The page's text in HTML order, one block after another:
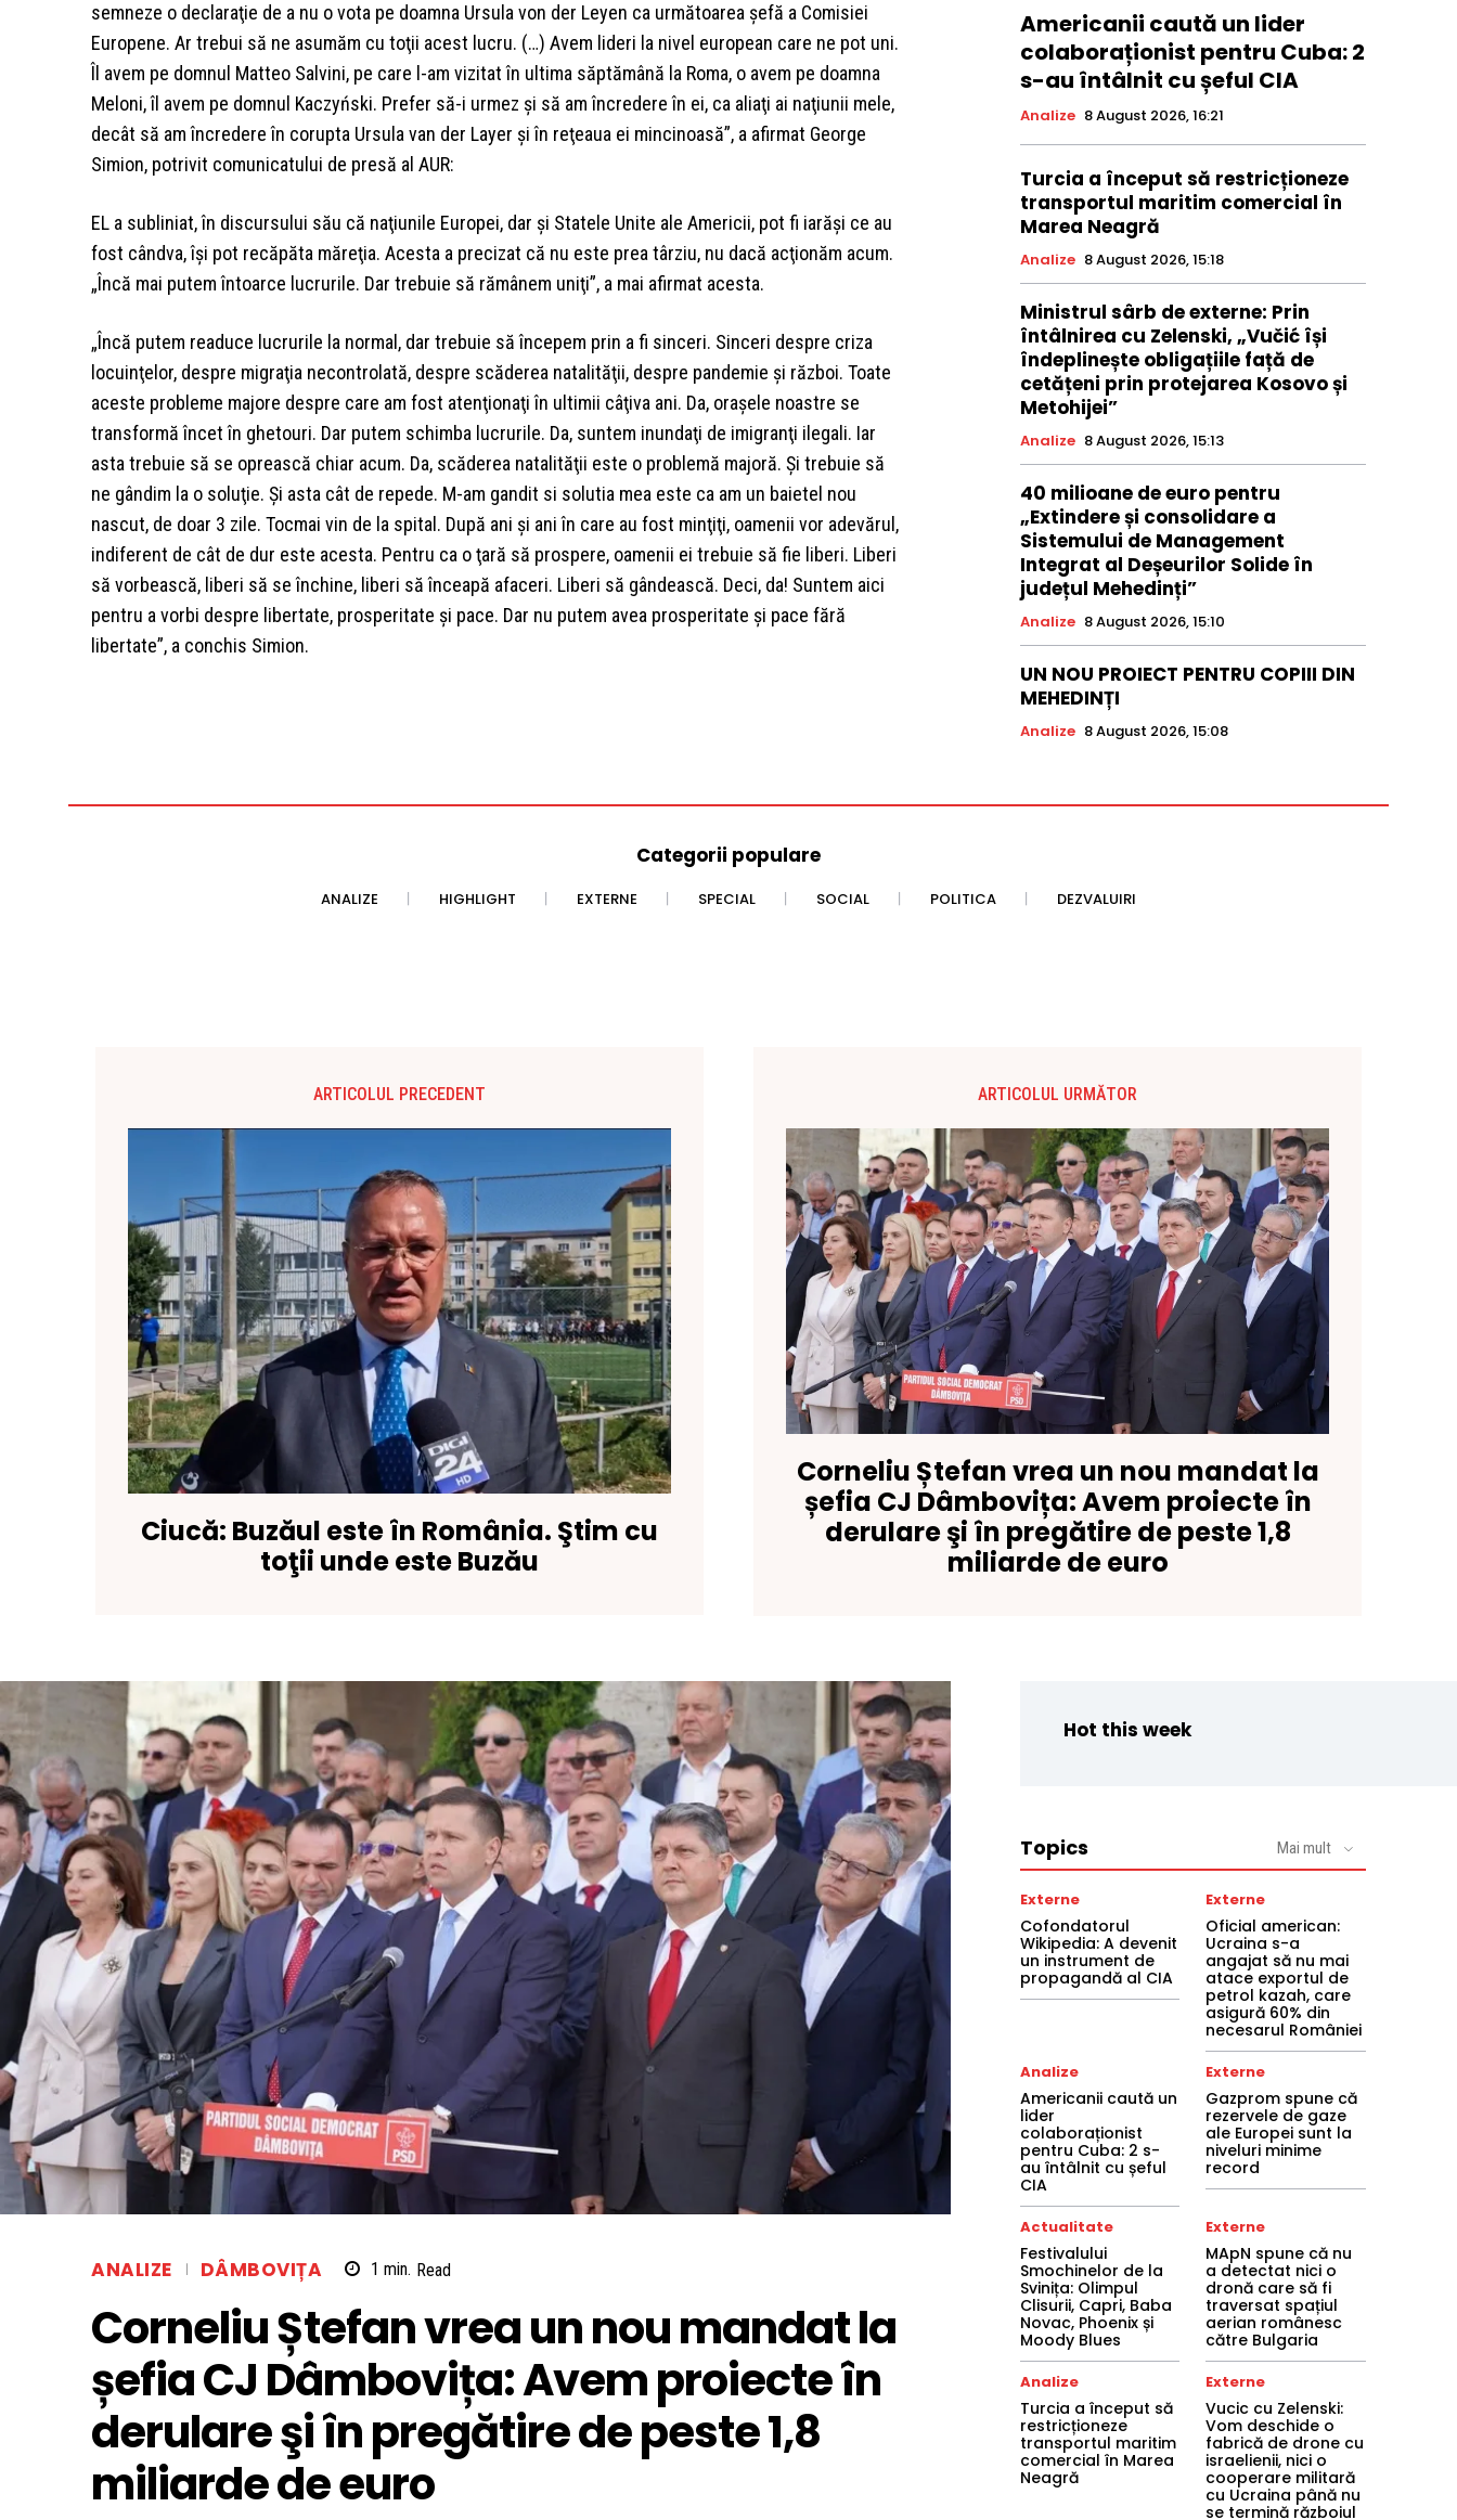
semneze o declaraţie de a nu o vota pe doamna Ursula von der Leyen ca următoarea şefă a Comisiei
Europene. Ar trebui să ne asumăm cu toţii acest lucru. (…) Avem lideri la nivel european care ne pot uni.
Îl avem pe domnul Matteo Salvini, pe care l-am vizitat în ultima săptămână la Roma, o avem pe doamna
Meloni, îl avem pe domnul Kaczyński. Prefer să-i urmez şi să am încredere în ei, ca aliaţi ai naţiunii mele,
decât să am încredere în corupta Ursula van der Layer şi în reţeaua ei mincinoasă”, a afirmat George
Simion, potrivit comunicatului de presă al AUR:
EL a subliniat, în discursului său că naţiunile Europei, dar şi Statele Unite ale Americii, pot fi iarăşi ce au
fost cândva, îşi pot recăpăta măreţia. Acesta a precizat că nu este prea târziu, nu dacă acţionăm acum.
„Încă mai putem întoarce lucrurile. Dar trebuie să rămânem uniţi”, a mai afirmat acesta.
„Încă putem readuce lucrurile la normal, dar trebuie să începem prin a fi sinceri. Sinceri despre criza
locuinţelor, despre migraţia necontrolată, despre scăderea natalităţii, despre pandemie şi război. Toate
aceste probleme majore despre care am fost atenţionaţi în ultimii câţiva ani. Da, oraşele noastre se
transformă încet în ghetouri. Dar putem schimba lucrurile. Da, suntem inundaţi de imigranţi ilegali. Iar
asta trebuie să se oprească chiar acum. Da, scăderea natalităţii este o problemă majoră. Şi trebuie să
ne gândim la o soluţie. Şi asta cât de repede. M-am gandit si solutia mea este ca am un baietel nou
nascut, de doar 3 zile. Tocmai vin de la spital. După ani şi ani în care au fost minţiţi, oamenii vor adevărul,
indiferent de cât de dur este acesta. Pentru ca o ţară să prospere, oamenii ei trebuie să fie liberi. Liberi
să vorbească, liberi să se închine, liberi să înceapă afaceri. Liberi să gândească. Deci, da! Suntem aici
pentru a vorbi despre libertate, prosperitate şi pace. Dar nu putem avea prosperitate şi pace fără
libertate”, a conchis Simion.
Americanii caută un lider
colaboraționist pentru Cuba: 2
s-au întâlnit cu șeful CIA
Analize 8 August 2026, 16:21
Turcia a început să restricționeze
transportul maritim comercial în
Marea Neagră
Analize 8 August 2026, 15:18
Ministrul sârb de externe: Prin
întâlnirea cu Zelenski, „Vučić își
îndeplinește obligațiile față de
cetățeni prin protejarea Kosovo și
Metohijei”
Analize 8 August 2026, 15:13
40 milioane de euro pentru
„Extindere și consolidare a
Sistemului de Management
Integrat al Deșeurilor Solide în
județul Mehedinți”
Analize 8 August 2026, 15:10
UN NOU PROIECT PENTRU COPIII DIN
MEHEDINȚI
Analize 8 August 2026, 15:08
Categorii populare
ANALIZE HIGHLIGHT EXTERNE SPECIAL SOCIAL POLITICA DEZVALUIRI
ARTICOLUL PRECEDENT
Ciucă: Buzăul este în România. Ştim cu
toţii unde este Buzău
ARTICOLUL URMĂTOR
Corneliu Ștefan vrea un nou mandat la
șefia CJ Dâmbovița: Avem proiecte în
derulare şi în pregătire de peste 1,8
miliarde de euro